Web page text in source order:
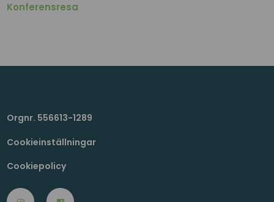
Konferensresa
Orgnr. 556613-1289
Cookieinställningar
Cookiepolicy